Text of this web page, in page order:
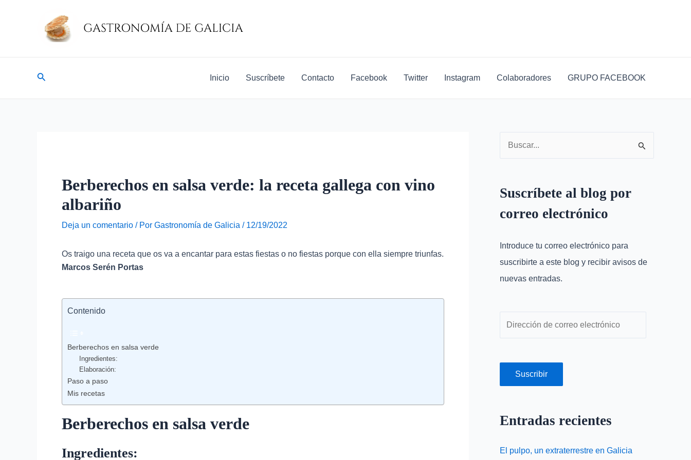
Buscar Inicio Suscríbete Contacto Facebook Twitter Instagram Colaboradores GRUPO FACEBOOK
Berberechos en salsa verde: la receta gallega con vino
albariño
Deja un comentario / Por Gastronomía de Galicia / 12/19/2022
Os traigo una receta que os va a encantar para estas fiestas o no fiestas porque con ella siempre triunfas.
Marcos Serén Portas
Contenido
Berberechos en salsa verde
Ingredientes:
Elaboración:
Paso a paso
Mis recetas
Berberechos en salsa verde
Ingredientes:
de
entradas
c
a
p
o
r
Suscríbete al blog por
correo electrónico
Introduce tu correo electrónico para
suscribirte a este blog y recibir avisos de
nuevas entradas.
c
c
r
ó
i
o
Suscribir
Entradas recientes
El pulpo, un extraterrestre en Galicia